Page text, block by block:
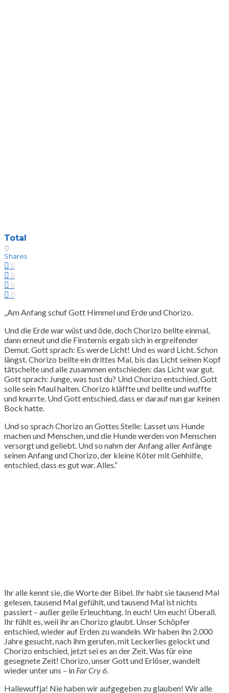
Total
0
Shares
0
0
0
0
„Am Anfang schuf Gott Himmel und Erde und Chorizo.
Und die Erde war wüst und öde, doch Chorizo bellte einmal,
dann erneut und die Finsternis ergab sich in ergreifender
Demut. Gott sprach: Es werde Licht! Und es ward Licht. Schon
längst. Chorizo bellte ein drittes Mal, bis das Licht seinen Kopf
tätschelte und alle zusammen entschieden: das Licht war gut.
Gott sprach: Junge, was tust du? Und Chorizo entschied, Gott
solle sein Maul halten. Chorizo kläffte und bellte und wuffte
und knurrte. Und Gott entschied, dass er darauf nun gar keinen
Bock hatte.
Und so sprach Chorizo an Gottes Stelle: Lasset uns Hunde
machen und Menschen, und die Hunde werden von Menschen
versorgt und geliebt. Und so nahm der Anfang aller Anfänge
seinen Anfang und Chorizo, der kleine Köter mit Gehhilfe,
entschied, dass es gut war. Alles.“
Ihr alle kennt sie, die Worte der Bibel. Ihr habt sie tausend Mal
gelesen, tausend Mal gefühlt, und tausend Mal ist nichts
passiert – außer geile Erleuchtung. In euch! Um euch! Überall.
Ihr fühlt es, weil ihr an Chorizo glaubt. Unser Schöpfer
entschied, wieder auf Erden zu wandeln. Wir haben ihn 2.000
Jahre gesucht, nach ihm gerufen, mit Leckerlies gelockt und
Chorizo entschied, jetzt sei es an der Zeit. Was für eine
gesegnete Zeit! Chorizo, unser Gott und Erlöser, wandelt
wieder unter uns – in Far Cry 6.
Hallewuffja! Nie haben wir aufgegeben zu glauben! Wir alle